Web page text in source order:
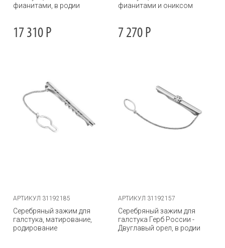
фианитами, в родии
17 310 Р
фианитами и ониксом
7 270 Р
АРТИКУЛ 31192185
Серебряный зажим для
галстука, матирование,
родирование
АРТИКУЛ 31192157
Серебряный зажим для
галстука Герб России -
Двуглавый орел, в родии